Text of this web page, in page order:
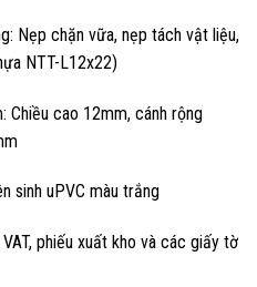
Nẹp chặn vữa, nẹp tách vật liệu,
NTT-L12x22)
Chiều cao 12mm, cánh rộng
sinh uPVC màu trắng
phiếu xuất kho và các giấy tờ